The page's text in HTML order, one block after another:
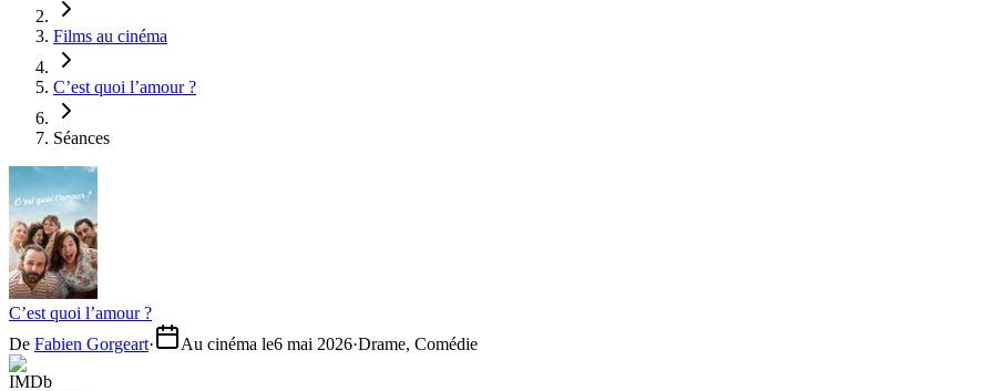
Films au cinéma
C’est quoi l’amour ?
Séances
C’est quoi l’amour ?
De Fabien Gorgeart· Au cinéma le6 mai 2026·Drame, Comédie